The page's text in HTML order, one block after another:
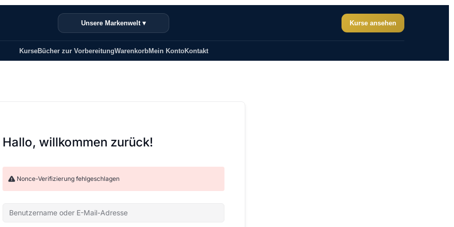
Unsere Markenwelt ▾ Kurse ansehen
KurseBücher zur VorbereitungWarenkorbMein KontoKontakt
Hallo, willkommen zurück!
Nonce-Verifizierung fehlgeschlagen